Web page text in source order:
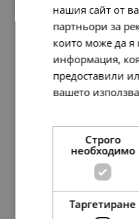
10 111.00
нашия сайт от
партньори за
които може да я
информация,
предоставили
вашето
Строго
необходимо
Таргетиране